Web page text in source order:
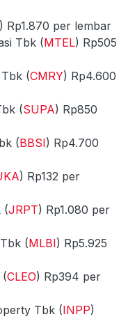
) Rp1.870 per lembar
Tbk (MTEL) Rp505
(CMRY) Rp4.600
(SUPA) Rp850
(BBSI) Rp4.700
) Rp132 per
(JRPT) Rp1.080 per
(MLBI) Rp5.925
(CLEO) Rp394 per
Tbk (INPP)